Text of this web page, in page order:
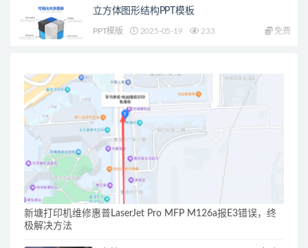
立方体图形结构PPT模板
PPT模版 2025-05-19 233 免费
新塘打印机维修惠普LaserJet Pro MFP M126a报E3错误，终
极解决方法